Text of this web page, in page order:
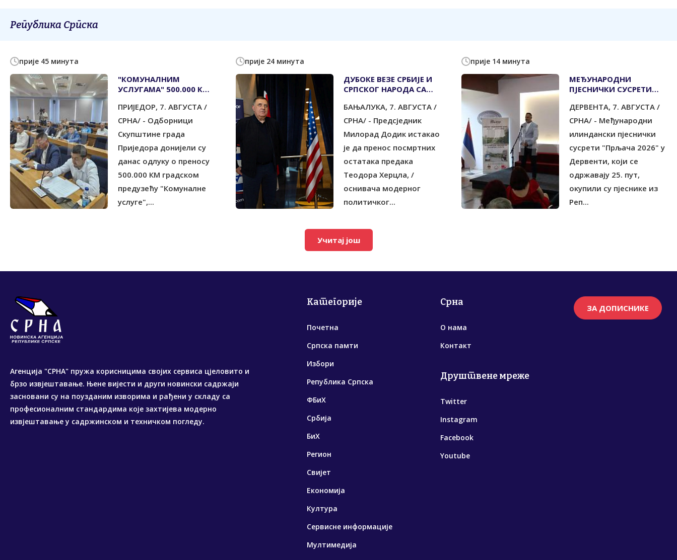
Република Српска
прије 45 минута
"КОМУНАЛНИМ
УСЛУГАМА" 500.000 КМ
СРПСКЕ
ПРИЈЕДОР, 7. АВГУСТА /
СРНА/ - Одборници
Скупштине града
Приједора донијели су
данас одлуку о преносу
500.000 КМ градском
предузећу "Комуналне
услуге",...
прије 24 минута
ДУБОКЕ ВЕЗЕ СРБИЈЕ И
СРПСКОГ НАРОДА СА
БАЊАЛУКА, 7. АВГУСТА /
СРНА/ - Предсједник
Милорад Додик истакао
је да пренос посмртних
остатака предака
Теодора Херцла, /
оснивача модерног
политичког...
прије 14 минута
МЕЂУНАРОДНИ
ПЈЕСНИЧКИ СУСРЕТИ
ПЈЕСНИКЕ ИЗ РЕГИОНА
ДЕРВЕНТА, 7. АВГУСТА /
СРНА/ - Међународни
илиндански пјеснички
сусрети "Прљача 2026" у
Дервенти, који се
одржавају 25. пут,
окупили су пјеснике из
Реп...
Учитај још
Агенција "СРНА" пружа корисницима својих сервиса цјеловито и
брзо извјештавање. Њене вијести и други новински садржаји
засновани су на поузданим изворима и рађени у складу са
професионалним стандардима које захтијева модерно
извјештавање у садржинском и техничком погледу.
Категорије
Почетна
Српска памти
Избори
Република Српска
ФБиХ
Србија
БиХ
Регион
Свијет
Економија
Култура
Сервисне информације
Мултимедија
Срна
О нама
Контакт
Друштвене мреже
Twitter
Instagram
Facebook
Youtube
ЗА ДОПИСНИКЕ